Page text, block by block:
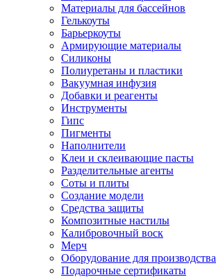
Материалы для бассейнов
Гелькоуты
Барьеркоуты
Армирующие материалы
Силиконы
Полиуретаны и пластики
Вакуумная инфузия
Добавки и реагенты
Инструменты
Гипс
Пигменты
Наполнители
Клеи и склеивающие пасты
Разделительные агенты
Соты и плиты
Создание модели
Средства защиты
Композитные настилы
Калибровочный воск
Мерч
Оборудование для производства
Подарочные сертификаты